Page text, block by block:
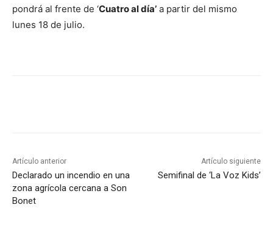
pondrá al frente de ‘Cuatro al día’ a partir del mismo
lunes 18 de julio.
Artículo anterior
Declarado un incendio en una
zona agrícola cercana a Son
Bonet
Artículo siguiente
Semifinal de ‘La Voz Kids’